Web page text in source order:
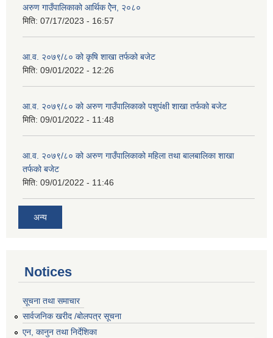
अरुण गाउँपालिकाको आर्थिक ऐेन, २०८०
मिति: 07/17/2023 - 16:57
आ.व. २०७९/८० को कृषि शाखा तर्फको बजेट
मिति: 09/01/2022 - 12:26
आ.व. २०७९/८० को अरुण गाउँपालिकाको पशुपंक्षी शाखा तर्फको बजेट
मिति: 09/01/2022 - 11:48
आ.व. २०७९/८० को अरुण गाउँपालिकाको महिला तथा बालबालिका शाखा
तर्फको बजेट
मिति: 09/01/2022 - 11:46
अन्य
Notices
सूचना तथा समाचार
सार्वजनिक खरीद /बोलपत्र सूचना
एन, कानुन तथा निर्देशिका